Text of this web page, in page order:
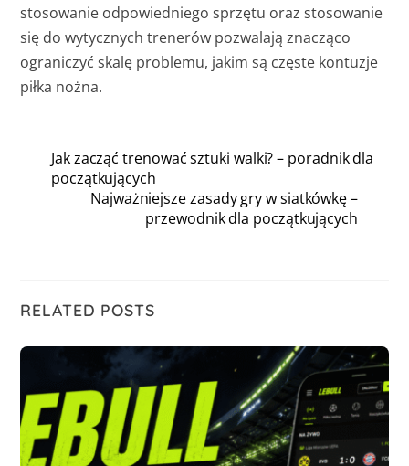
stosowanie odpowiedniego sprzętu oraz stosowanie
się do wytycznych trenerów pozwalają znacząco
ograniczyć skalę problemu, jakim są częste kontuzje
piłka nożna.
Jak zacząć trenować sztuki walki? – poradnik dla
początkujących
Najważniejsze zasady gry w siatkówkę –
przewodnik dla początkujących
RELATED POSTS